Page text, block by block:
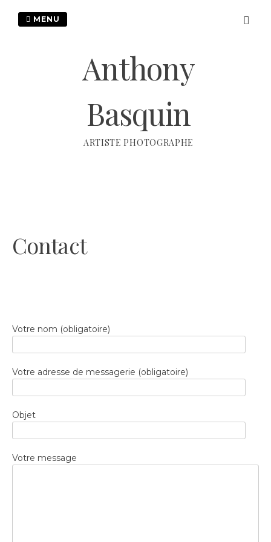
Anthony
Basquin
ARTISTE PHOTOGRAPHE
MENU
Contact
Votre nom (obligatoire)
Votre adresse de messagerie (obligatoire)
Objet
Votre message